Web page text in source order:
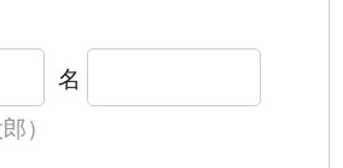
名
）